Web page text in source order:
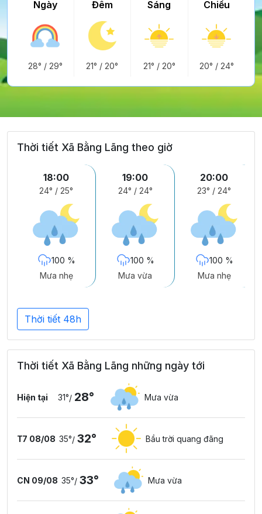
Ngày
28° / 29°
Đêm
21° /20°
Sáng
21° / 20°
Chiều
20° / 24°
Thời tiết Xã Bằng Lãng theo giờ
18:00
24° / 25°
100 %
Mưa nhẹ
19:00
24° / 24°
100 %
Mưa vừa
20:00
23° / 24°
100 %
Mưa nhẹ
Thời tiết 48h
Thời tiết Xã Bằng Lãng những ngày tới
Hiện tại 31°/ 28° Mưa vừa
T7 08/08 35°/ 32° Bầu trời quang đãng
CN 09/08 35°/ 33° Mưa vừa